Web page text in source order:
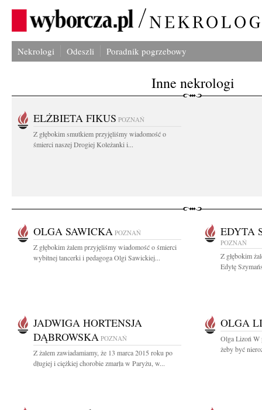
Nekrologi Odeszli Poradnik pogrzebowy
Inne nekrologi
ELŻBIETA FIKUS POZNAŃ
Z głębokim smutkiem przyjęliśmy wiadomość o
śmierci naszej Drogiej Koleżanki i...
OLGA SAWICKA POZNAŃ
Z głębokim żalem przyjęliśmy wiadomość o śmierci
wybitnej tancerki i pedagoga Olgi Sawickiej...
EDYTA
POZNAŃ
Z głębokim
Edytę
JADWIGA HORTENSJA
DĄBROWSKA POZNAŃ
Z żalem zawiadamiamy, że 13 marca 2015 roku po
długiej i ciężkiej chorobie zmarła w Paryżu, w...
OLGA
Olga Lizoń W
żeby być